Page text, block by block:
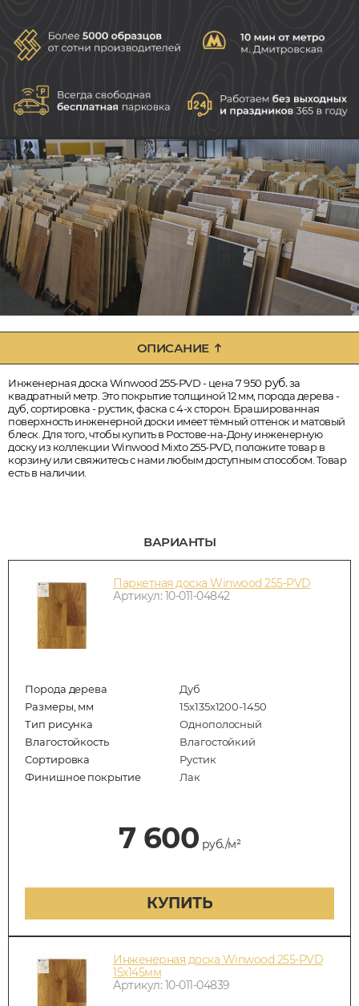
ОПИСАНИЕ
Инженерная доска Winwood 255-PVD - цена 7 950 руб.за
квадратный метр. Это покрытие толщиной 12 мм, порода дерева -
дуб, сортировка - рустик, фаска с 4-х сторон. Брашированная
поверхность инженерной доски имеет тёмный оттенок и матовый
блеск. Для того, чтобы купить в Ростове-на-Дону инженерную
доску из коллекции Winwood Mixto 255-PVD, положите товар в
корзину или свяжитесь с нами любым доступным способом. Товар
есть в наличии.
ВАРИАНТЫ
Паркетная доска Winwood 255-PVD
Артикул: 10-011-04842
Порода дерева
Дуб
Размеры, мм
15х135х1200-1450
Тип рисунка
Однополосный
Влагостойкость
Влагостойкий
Сортировка
Рустик
Финишное покрытие
Лак
7 600 руб./м²
КУПИТЬ
Инженерная доска Winwood 255-PVD
15х145мм
Артикул: 10-011-04839